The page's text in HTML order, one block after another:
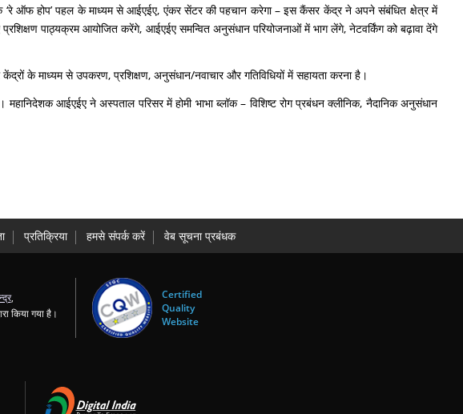
ऑफ होप’ पहल के माध्यम से आईएईए, एंकर सेंटर की पहचान करेगा – इस कैंसर केंद्र ने अपने संबंधित क्षेत्र में
पाठ्यक्रम आयोजित करेंगे, आईएईए समन्वित अनुसंधान परियोजनाओं में भाग लेंगे, नेटवर्किंग को बढ़ावा देंगे
के माध्यम से उपकरण, प्रशिक्षण, अनुसंधान/नवाचार और गतिविधियों में सहायता करना है।
आईएईए ने अस्पताल परिसर में होमी भाभा ब्लॉक – विशिष्ट रोग प्रबंधन क्लीनिक, नैदानिक अनुसंधान
प्रतिक्रिया हमसे संपर्क करें वेब सूचना प्रबंधक
,
किया गया है।
Certified
Quality
Website